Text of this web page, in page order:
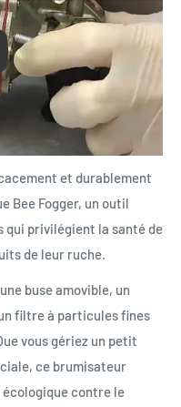
et durablement
Bee Fogger, un outil
qui privilégient la santé de
de leur ruche.
buse amovible, un
filtre à particules fines
vous gériez un petit
ce brumisateur
contre le